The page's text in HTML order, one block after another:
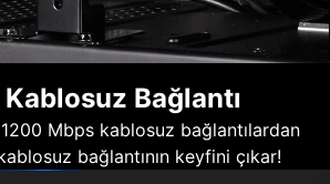
Bağlantı
Mbps kablosuz bağlantılardan
bağlantının keyfini çıkar!